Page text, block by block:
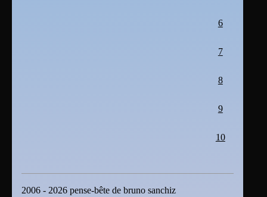
6
7
8
9
10
2006 - 2026 pense-bête de bruno sanchiz